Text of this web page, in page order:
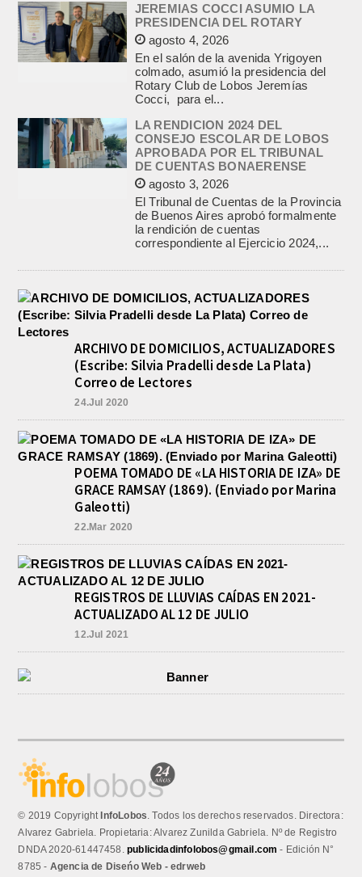
JEREMIAS COCCI ASUMIO LA
PRESIDENCIA DEL ROTARY
agosto 4, 2026
En el salón de la avenida Yrigoyen
colmado, asumió la presidencia del
Rotary Club de Lobos Jeremías
Cocci, para el...
LA RENDICION 2024 DEL
CONSEJO ESCOLAR DE LOBOS
APROBADA POR EL TRIBUNAL
DE CUENTAS BONAERENSE
agosto 3, 2026
El Tribunal de Cuentas de la Provincia
de Buenos Aires aprobó formalmente
la rendición de cuentas
correspondiente al Ejercicio 2024,...
ARCHIVO DE DOMICILIOS, ACTUALIZADORES
(Escribe: Silvia Pradelli desde La Plata)
Correo de Lectores
24.Jul 2020
POEMA TOMADO DE «LA HISTORIA DE IZA» DE
GRACE RAMSAY (1869). (Enviado por Marina
Galeotti)
22.Mar 2020
REGISTROS DE LLUVIAS CAÍDAS EN 2021-
ACTUALIZADO AL 12 DE JULIO
12.Jul 2021
© 2019 Copyright InfoLobos. Todos los derechos reservados. Directora:
Alvarez Gabriela. Propietaria: Alvarez Zunilda Gabriela. Nº de Registro
DNDA 2020-61447458.publicidadinfolobos@gmail.com - Edición N°
8785 - Agencia de Diseńo Web - edrweb